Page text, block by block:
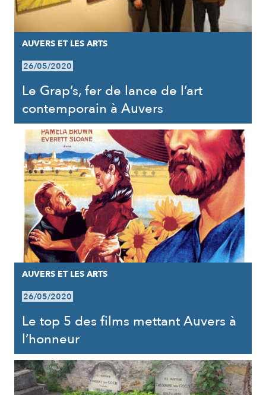
AUVERS ET LES ARTS
26/05/2020
Le Grap’s, fer de lance de l’art
contemporain à Auvers
AUVERS ET LES ARTS
26/05/2020
Le top 5 des films mettant Auvers à
l’honneur